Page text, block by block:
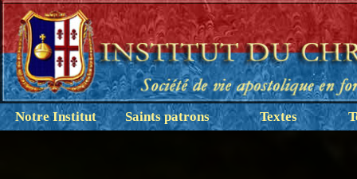
Notre Institut Saints patrons Textes